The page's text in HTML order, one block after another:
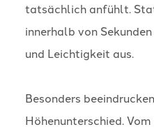
tatsächlich anfühlt.
innerhalb von
und Leichtigkeit aus.
Besonders
Höhenunterschied.